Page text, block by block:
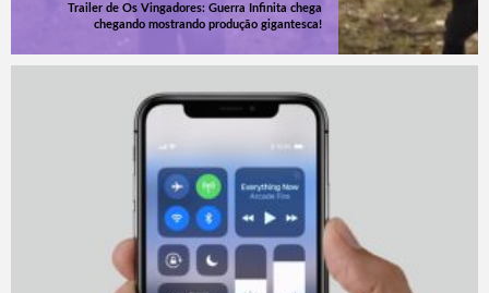
Trailer de Os Vingadores: Guerra Infinita chega
chegando mostrando produção gigantesca!